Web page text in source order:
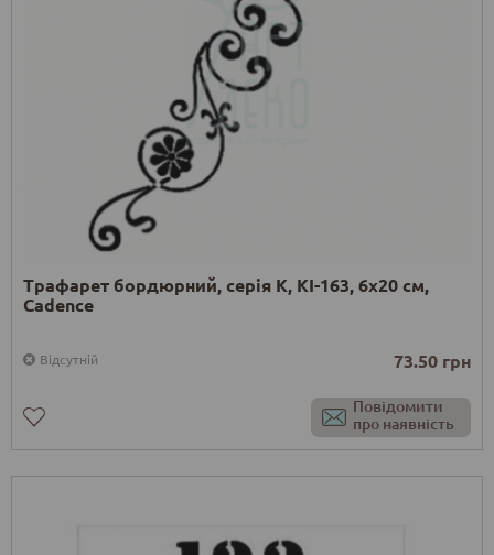
Трафарет бордюрний, серія K, KI-163, 6х20 см,
Cadence
Відсутній 73.50 грн
Повідомити
про наявність